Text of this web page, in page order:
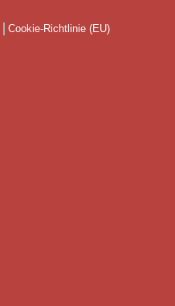
Cookie-Richtlinie (EU)